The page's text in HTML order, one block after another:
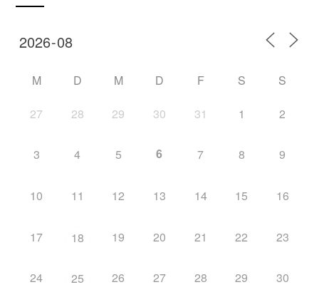
M D M D F S S
27 28 29 30 31 1 2
3 4 5 6 7 8 9
10 11 12 13 14 15 16
17 18 19 20 21 22 23
24 25 26 27 28 29 30